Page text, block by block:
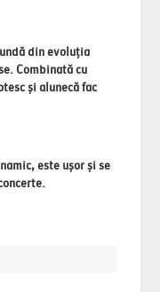
din evoluția
Combinată cu
și alunecă fac
este ușor și se